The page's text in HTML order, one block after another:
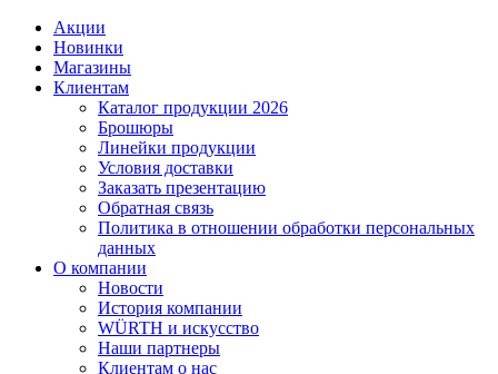
Акции
Новинки
Магазины
Клиентам
Каталог продукции 2026
Брошюры
Линейки продукции
Условия доставки
Заказать презентацию
Обратная связь
Политика в отношении обработки персональных
данных
О компании
Новости
История компании
WÜRTH и искусство
Наши партнеры
Клиентам о нас